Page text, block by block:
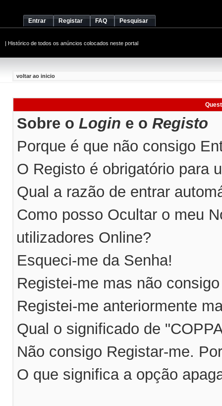
Entrar Registar FAQ Pesquisar
| Histórico de todos os anúncios colocados neste portal
voltar ao inicio
Sobre o Login e o Registo
Porque é que não consigo
O Registo é obrigatório para
Qual a razão de entrar
Como posso Ocultar o meu
utilizadores Online?
Esqueci-me da Senha!
Registei-me mas não
Registei-me anteriormente
Qual o significado de
Não consigo Registar-me.
O que significa a opção